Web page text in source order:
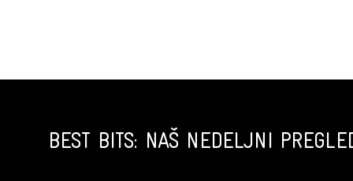
BEST BITS: NAŠ NEDELJNI